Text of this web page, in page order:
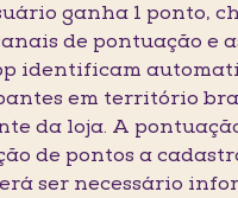
ganha 1 ponto,
de pontuação e
identificam
em território
da loja. A
de pontos a
ser necessário